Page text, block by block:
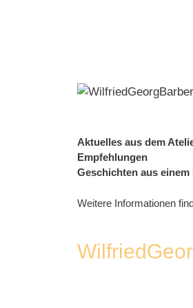
Aktuelles aus dem
Empfehlungen
Geschichten aus
Weitere Informationen